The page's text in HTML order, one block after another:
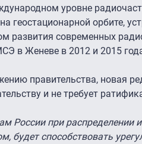
уровне
геостационарной орбите,
развития современных
в Женеве в 2012 и 2015
правительства, новая
и не требует
России при
будет способствовать